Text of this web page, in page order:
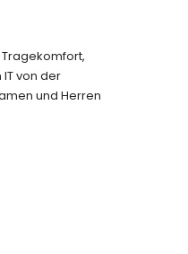
von der
und Herren